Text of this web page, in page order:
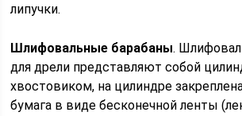
липучки.
Шлифовальные барабаны.
для дрели представляют собой
хвостовиком, на цилиндре
бумага в виде бесконечной ленты